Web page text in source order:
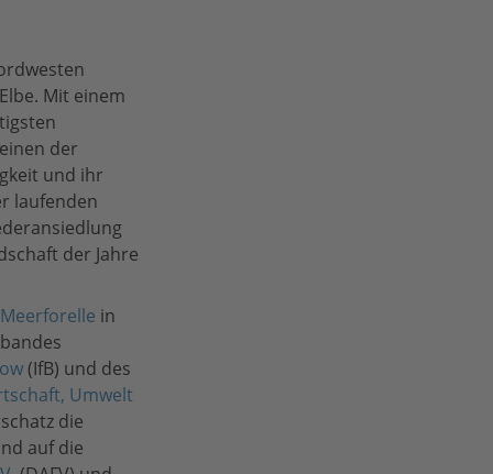
Mit einem
der
und ihr
laufenden
der Jahre
in
(IfB) und des
Umwelt
die
auf die